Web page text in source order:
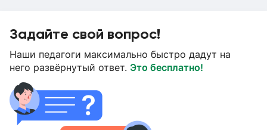
Задайте свой вопрос!
Наши педагоги максимально быстро дадут на
него развёрнутый ответ. Это бесплатно!